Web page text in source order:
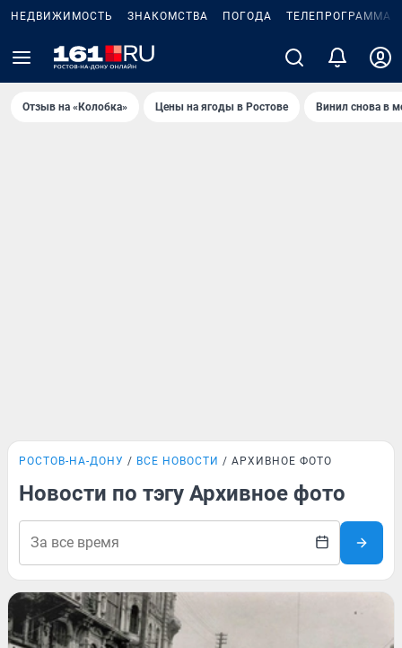
НЕДВИЖИМОСТЬ ЗНАКОМСТВА ПОГОДА ТЕЛЕПРОГРАММА
Отзыв на «Колобка» Цены на ягоды в Ростове Винил снова в
РОСТОВ-НА-ДОНУ ВСЕ НОВОСТИ АРХИВНОЕ ФОТО
Новости по тэгу Архивное фото